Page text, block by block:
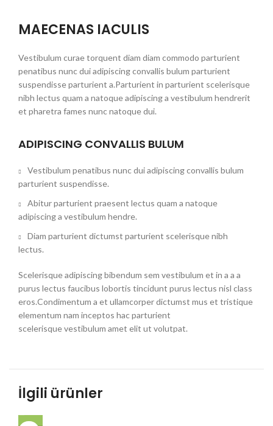
MAECENAS IACULIS
Vestibulum curae torquent diam diam commodo parturient
penatibus nunc dui adipiscing convallis bulum parturient
suspendisse parturient a.Parturient in parturient scelerisque
nibh lectus quam a natoque adipiscing a vestibulum hendrerit
et pharetra fames nunc natoque dui.
ADIPISCING CONVALLIS BULUM
Vestibulum penatibus nunc dui adipiscing convallis bulum
parturient suspendisse.
Abitur parturient praesent lectus quam a natoque
adipiscing a vestibulum hendre.
Diam parturient dictumst parturient scelerisque nibh
lectus.
Scelerisque adipiscing bibendum sem vestibulum et in a a a
purus lectus faucibus lobortis tincidunt purus lectus nisl class
eros.Condimentum a et ullamcorper dictumst mus et tristique
elementum nam inceptos hac parturient
scelerisque vestibulum amet elit ut volutpat.
İlgili ürünler